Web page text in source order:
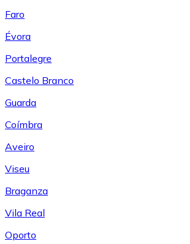
Faro
Évora
Portalegre
Castelo Branco
Guarda
Coímbra
Aveiro
Viseu
Braganza
Vila Real
Oporto